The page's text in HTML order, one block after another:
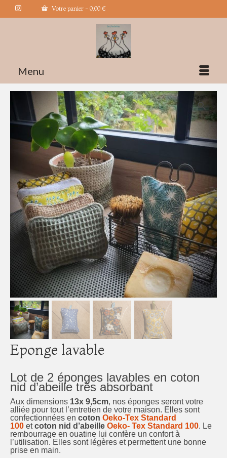
Votre panier - 0,00 €
Menu
Eponge lavable
Lot de 2 éponges lavables en coton
nid d’abeille très absorbant
Aux dimensions 13x 9,5cm, nos éponges seront votre
alliée pour tout l’entretien de votre maison. Elles sont
confectionnées en coton Oeko-Tex Standard
100 etcoton nid d’abeille Oeko- Tex Standard 100. Le
rembourrage en ouatine lui confère un confort à
l’utilisation. Elles sont légères et permettent une bonne
prise en main.